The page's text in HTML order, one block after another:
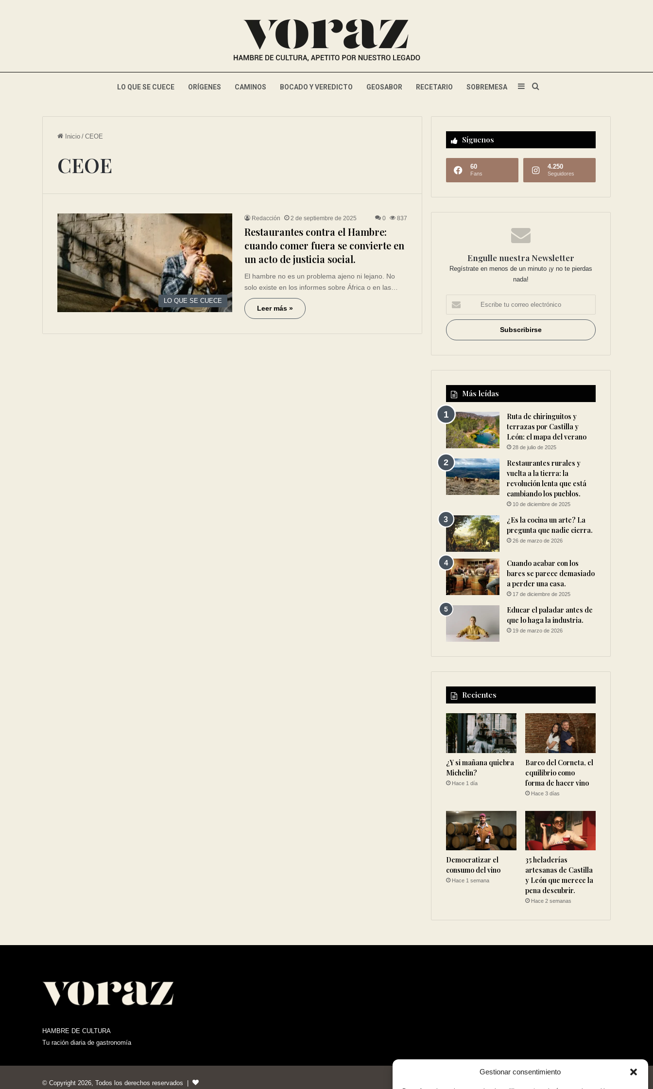
Gestionar consentimiento
LO QUE SE CUECE ORÍGENES CAMINOS BOCADO Y VEREDICTO GEOSABOR RECETARIO SOBREMESA
Inicio / CEOE
CEOE
LO QUE SE CUECE
Redacción 2 de septiembre de 2025 0 837
Restaurantes contra el Hambre:
cuando comer fuera se convierte en
un acto de justicia social.
El hambre no es un problema ajeno ni lejano. No
solo existe en los informes sobre África o en las…
Leer más »
Síguenos
60
Fans
4.250
Seguidores
Engulle nuestra Newsletter
Regístrate en menos de un minuto ¡y no te pierdas
nada!
Más leídas
Ruta de chiringuitos y
terrazas por Castilla y
León: el mapa del verano
28 de julio de 2025
Restaurantes rurales y
vuelta a la tierra: la
revolución lenta que está
cambiando los pueblos.
10 de diciembre de 2025
¿Es la cocina un arte? La
pregunta que nadie cierra.
26 de marzo de 2026
Cuando acabar con los
bares se parece demasiado
a perder una casa.
17 de diciembre de 2025
Educar el paladar antes de
que lo haga la industria.
19 de marzo de 2026
Recientes
¿Y si mañana quiebra
Michelin?
Hace 1 día
Barco del Corneta, el
equilibrio como
forma de hacer vino
Hace 3 días
Democratizar el
consumo del vino
Hace 1 semana
35 heladerías
artesanas de Castilla
y León que merece la
pena descubrir.
Hace 2 semanas
HAMBRE DE CULTURA
Tu ración diaria de gastronomía
© Copyright 2026, Todos los derechos reservados |